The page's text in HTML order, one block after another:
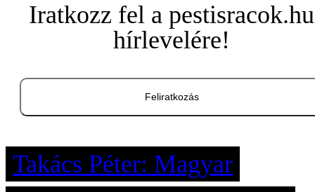
Iratkozz fel a pestisracok.hu
hírlevelére!
Feliratkozás
Takács Péter: Magyar